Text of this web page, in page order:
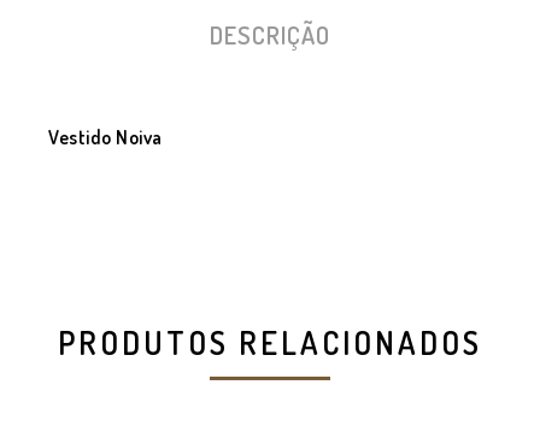
DESCRIÇÃO
Vestido Noiva
PRODUTOS RELACIONADOS